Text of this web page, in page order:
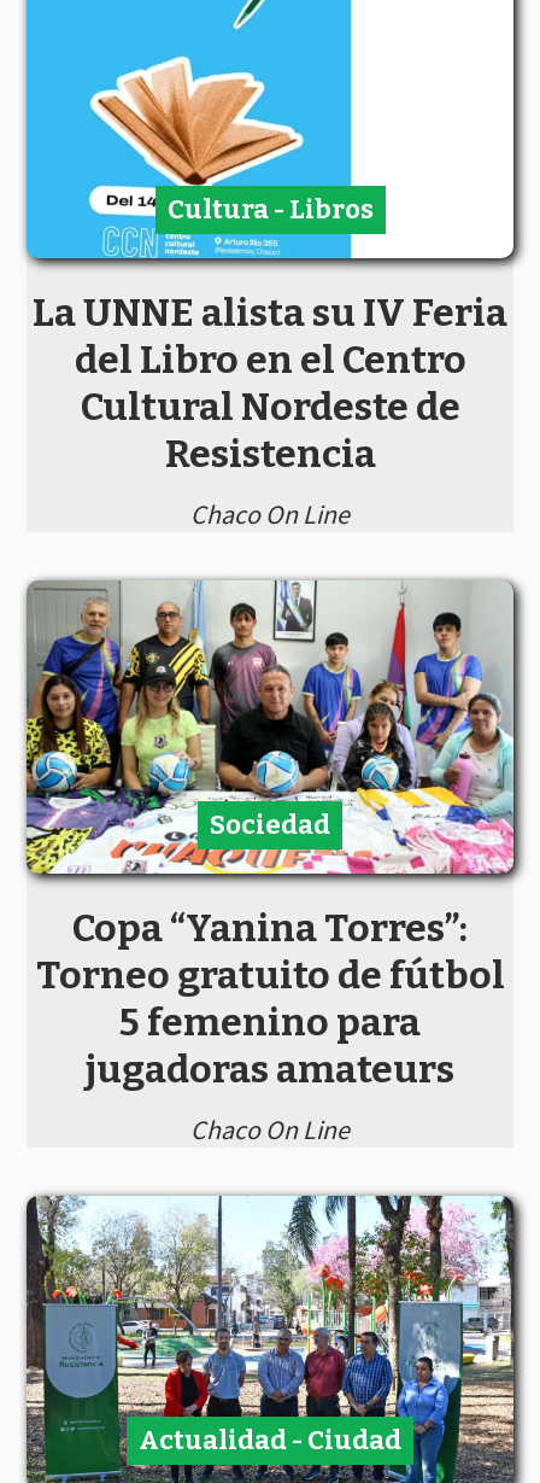
La UNNE alista su IV Feria
del Libro en el Centro
Cultural Nordeste de
Resistencia
Chaco On Line
Cultura - Libros
Copa “Yanina Torres”:
Torneo gratuito de fútbol
5 femenino para
jugadoras amateurs
Chaco On Line
Sociedad
Actualidad - Ciudad